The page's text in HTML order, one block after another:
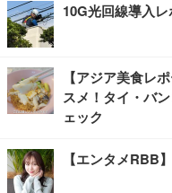
10G光回線導入レ
【アジア美食レ
スメ！タイ・バ
ェック
【エンタメRBB